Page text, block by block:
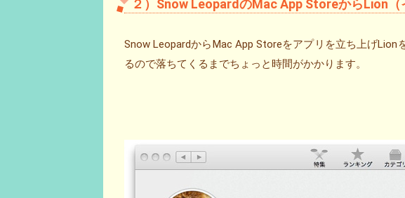
２）Snow LeopardのMac App StoreからLion
Snow LeopardからMac App Storeをアプリを立ち上げLion
るので落ちてくるまでちょっと時間がかかります。